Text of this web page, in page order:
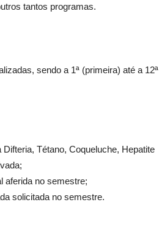
tantos programas.
sendo a 1ª (primeira) até a 12ª
Tétano, Coqueluche, Hepatite
aferida no semestre;
solicitada no semestre.